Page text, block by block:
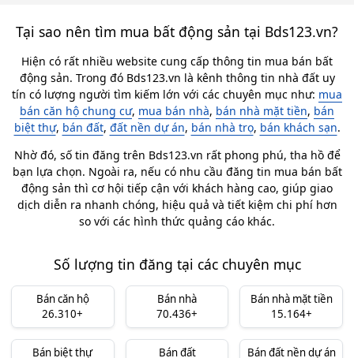
Tại sao nên tìm mua bất động sản tại Bds123.vn?
Hiện có rất nhiều website cung cấp thông tin mua bán bất
động sản. Trong đó Bds123.vn là kênh thông tin nhà đất uy
tín có lượng người tìm kiếm lớn với các chuyên mục như: mua
bán căn hộ chung cư, mua bán nhà, bán nhà mặt tiền, bán
biệt thự, bán đất, đất nền dự án, bán nhà trọ, bán khách sạn.
Nhờ đó, số tin đăng trên Bds123.vn rất phong phú, tha hồ để
bạn lựa chọn. Ngoài ra, nếu có nhu cầu đăng tin mua bán bất
động sản thì cơ hội tiếp cận với khách hàng cao, giúp giao
dịch diễn ra nhanh chóng, hiệu quả và tiết kiệm chi phí hơn
so với các hình thức quảng cáo khác.
Số lượng tin đăng tại các chuyên mục
Bán căn hộ
26.310+
Bán nhà
70.436+
Bán nhà mặt tiền
15.164+
Bán biệt thự Bán đất Bán đất nền dự án